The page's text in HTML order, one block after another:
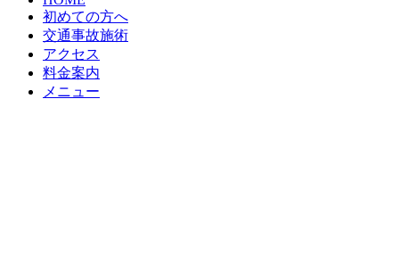
初めての方へ
交通事故施術
アクセス
料金案内
メニュー